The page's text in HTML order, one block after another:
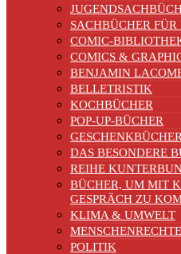
SACHBÜCHER FÜR
COMIC-
COMICS &
BENJAMIN
BELLETRISTIK
KOCHBÜCHER
POP-UP-BÜCHER
GESCHENKBÜCHER
DAS BESONDERE
REIHE
BÜCHER, UM MIT
GESPRÄCH ZU
KLIMA & UMWELT
MENSCHENRECHTE
POLITIK